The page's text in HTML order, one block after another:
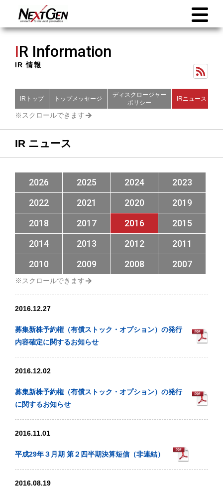
IR Information
IR 情報
IRトップ トップメッセージ
ディスクロージャー
ポリシー
IRニュース
IR ニュース
2026 2025 2024
2023
2022
2021 2020
2019
2018
2017 2016
2015
2014
2013 2012
2011
2010
2009 2008 2007
2016.12.27
募集新株予約権（有償ストック・オプション）の発行
内容確定に関するお知らせ
2016.12.02
募集新株予約権（有償ストック・オプション）の発行
に関するお知らせ
2016.11.01
平成29年３月期 第２四半期決算短信（非連結）
2016.08.19